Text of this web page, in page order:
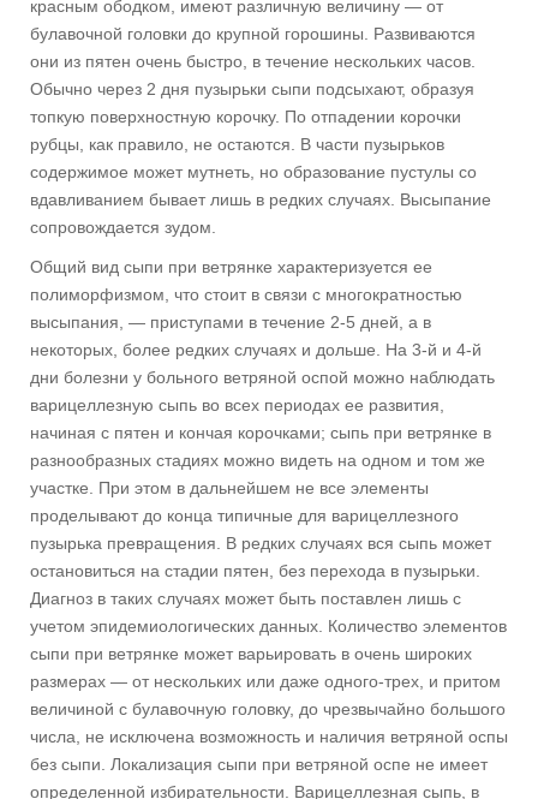
красным ободком, имеют различную величину — от
булавочной головки до крупной горошины. Развиваются
они из пятен очень быстро, в течение нескольких часов.
Обычно через 2 дня пузырьки сыпи подсыхают, образуя
топкую поверхностную корочку. По отпадении корочки
рубцы, как правило, не остаются. В части пузырьков
содержимое может мутнеть, но образование пустулы со
вдавливанием бывает лишь в редких случаях. Высыпание
сопровождается зудом.
Общий вид сыпи при ветрянке характеризуется ее
полиморфизмом, что стоит в связи с многократностью
высыпания, — приступами в течение 2-5 дней, а в
некоторых, более редких случаях и дольше. На 3-й и 4-й
дни болезни у больного ветряной оспой можно наблюдать
варицеллезную сыпь во всех периодах ее развития,
начиная с пятен и кончая корочками; сыпь при ветрянке в
разнообразных стадиях можно видеть на одном и том же
участке. При этом в дальнейшем не все элементы
проделывают до конца типичные для варицеллезного
пузырька превращения. В редких случаях вся сыпь может
остановиться на стадии пятен, без перехода в пузырьки.
Диагноз в таких случаях может быть поставлен лишь с
учетом эпидемиологических данных. Количество элементов
сыпи при ветрянке может варьировать в очень широких
размерах — от нескольких или даже одного-трех, и притом
величиной с булавочную головку, до чрезвычайно большого
числа, не исключена возможность и наличия ветряной оспы
без сыпи. Локализация сыпи при ветряной оспе не имеет
определенной избирательности. Варицеллезная сыпь, в